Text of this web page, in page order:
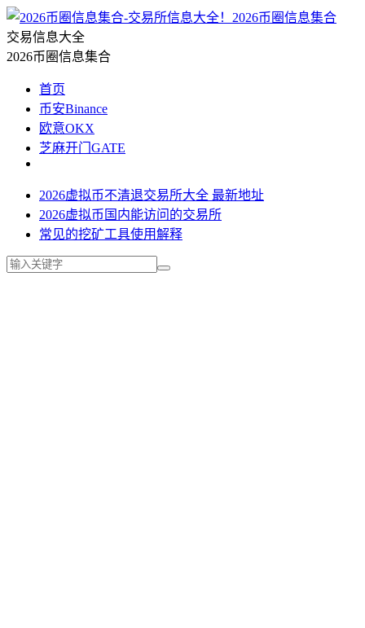
2026币圈信息集合
交易信息大全
2026币圈信息集合
首页
币安Binance
欧意OKX
芝麻开门GATE
2026虚拟币不清退交易所大全 最新地址
2026虚拟币国内能访问的交易所
常见的挖矿工具使用解释